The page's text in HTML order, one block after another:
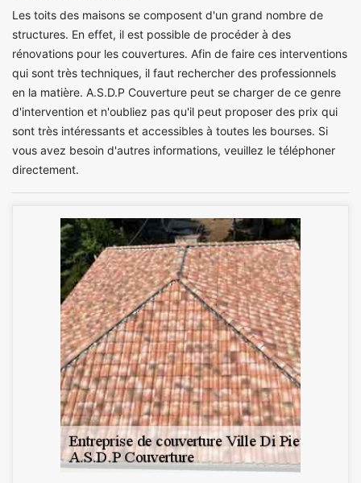
Les toits des maisons se composent d'un grand nombre de
structures. En effet, il est possible de procéder à des
rénovations pour les couvertures. Afin de faire ces interventions
qui sont très techniques, il faut rechercher des professionnels
en la matière. A.S.D.P Couverture peut se charger de ce genre
d'intervention et n'oubliez pas qu'il peut proposer des prix qui
sont très intéressants et accessibles à toutes les bourses. Si
vous avez besoin d'autres informations, veuillez le téléphoner
directement.